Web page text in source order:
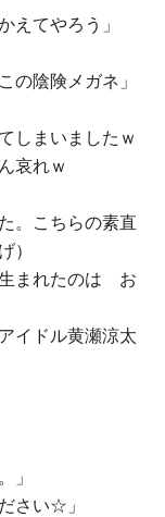
えてやろう」
の陰険メガネ」
しまいましたｗ
哀れｗ
。こちらの素直
）
まれたのは お
イドル黄瀬涼太
」
さい☆」